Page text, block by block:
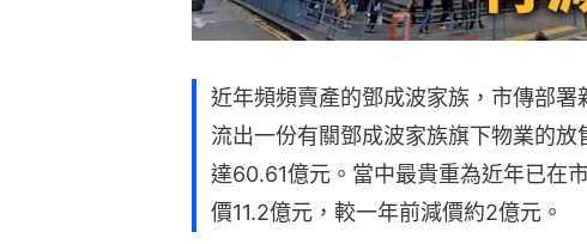
近年頻頻賣產的鄧成波家族，市傳部
流出一份有關鄧成波家族旗下物業的
達60.61億元。當中最貴重為近年已在
價11.2億元，較一年前減價約2億元。